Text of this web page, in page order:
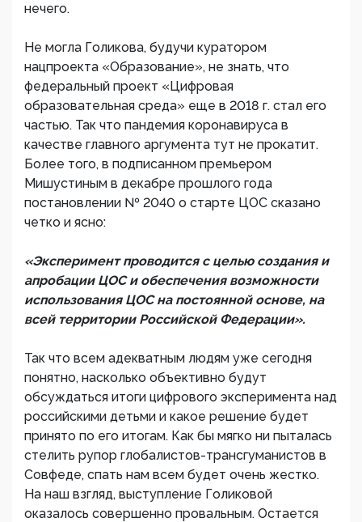
нечего.
Не могла Голикова, будучи куратором
нацпроекта «Образование», не знать, что
федеральный проект «Цифровая
образовательная среда» еще в 2018 г. стал его
частью. Так что пандемия коронавируса в
качестве главного аргумента тут не прокатит.
Более того, в подписанном премьером
Мишустиным в декабре прошлого года
постановлении № 2040 о старте ЦОС сказано
четко и ясно:
«Эксперимент проводится с целью создания и
апробации ЦОС и обеспечения возможности
использования ЦОС на постоянной основе, на
всей территории Российской Федерации».
Так что всем адекватным людям уже сегодня
понятно, насколько объективно будут
обсуждаться итоги цифрового эксперимента над
российскими детьми и какое решение будет
принято по его итогам. Как бы мягко ни пыталась
стелить рупор глобалистов-трансгуманистов в
Совфеде, спать нам всем будет очень жестко.
На наш взгляд, выступление Голиковой
оказалось совершенно провальным. Остается